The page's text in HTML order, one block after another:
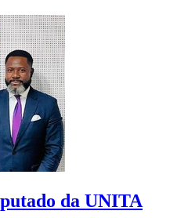
da UNITA